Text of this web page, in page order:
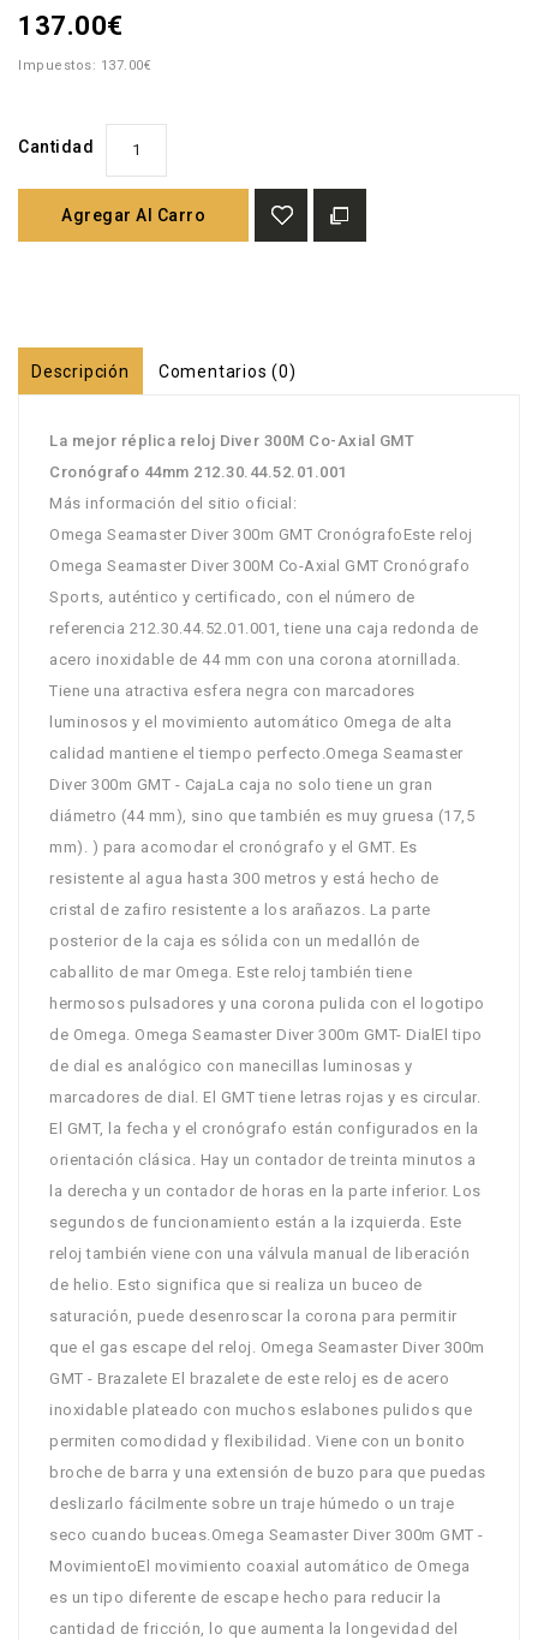
137.00€
Impuestos: 137.00€
Cantidad
Agregar Al Carro
Descripción Comentarios (0)
La mejor réplica reloj Diver 300M Co-Axial GMT
Cronógrafo 44mm 212.30.44.52.01.001
Más información del sitio oficial:
Omega Seamaster Diver 300m GMT CronógrafoEste reloj
Omega Seamaster Diver 300M Co-Axial GMT Cronógrafo
Sports, auténtico y certificado, con el número de
referencia 212.30.44.52.01.001, tiene una caja redonda de
acero inoxidable de 44 mm con una corona atornillada.
Tiene una atractiva esfera negra con marcadores
luminosos y el movimiento automático Omega de alta
calidad mantiene el tiempo perfecto.Omega Seamaster
Diver 300m GMT - CajaLa caja no solo tiene un gran
diámetro (44 mm), sino que también es muy gruesa (17,5
mm). ) para acomodar el cronógrafo y el GMT. Es
resistente al agua hasta 300 metros y está hecho de
cristal de zafiro resistente a los arañazos. La parte
posterior de la caja es sólida con un medallón de
caballito de mar Omega. Este reloj también tiene
hermosos pulsadores y una corona pulida con el logotipo
de Omega. Omega Seamaster Diver 300m GMT- DialEl tipo
de dial es analógico con manecillas luminosas y
marcadores de dial. El GMT tiene letras rojas y es circular.
El GMT, la fecha y el cronógrafo están configurados en la
orientación clásica. Hay un contador de treinta minutos a
la derecha y un contador de horas en la parte inferior. Los
segundos de funcionamiento están a la izquierda. Este
reloj también viene con una válvula manual de liberación
de helio. Esto significa que si realiza un buceo de
saturación, puede desenroscar la corona para permitir
que el gas escape del reloj. Omega Seamaster Diver 300m
GMT - Brazalete El brazalete de este reloj es de acero
inoxidable plateado con muchos eslabones pulidos que
permiten comodidad y flexibilidad. Viene con un bonito
broche de barra y una extensión de buzo para que puedas
deslizarlo fácilmente sobre un traje húmedo o un traje
seco cuando buceas.Omega Seamaster Diver 300m GMT -
MovimientoEl movimiento coaxial automático de Omega
es un tipo diferente de escape hecho para reducir la
cantidad de fricción, lo que aumenta la longevidad del